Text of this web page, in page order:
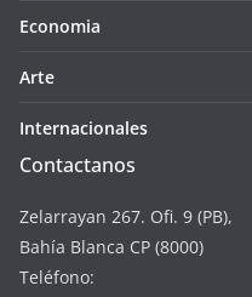
Economia
Arte
Internacionales
Contactanos
Zelarrayan 267. Ofi. 9 (PB),
Bahía Blanca CP (8000)
Teléfono: